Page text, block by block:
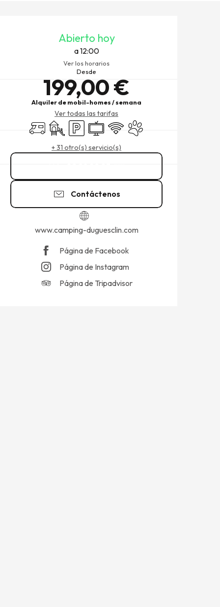
Abierto hoy
a 12:00
Ver los horarios
Desde
199,00 €
Alquiler de mobil-homes / semana
Ver todas las tarifas
Autocaravana
Juegos infantiles / Zona de juegos
Aparcamiento
Televisión
Wifi Se aceptan animales
+ 31 otro(s) servicio(s)
Contáctenos
www.camping-duguesclin.com
Página de Facebook
Página de Instagram
Página de Tripadvisor